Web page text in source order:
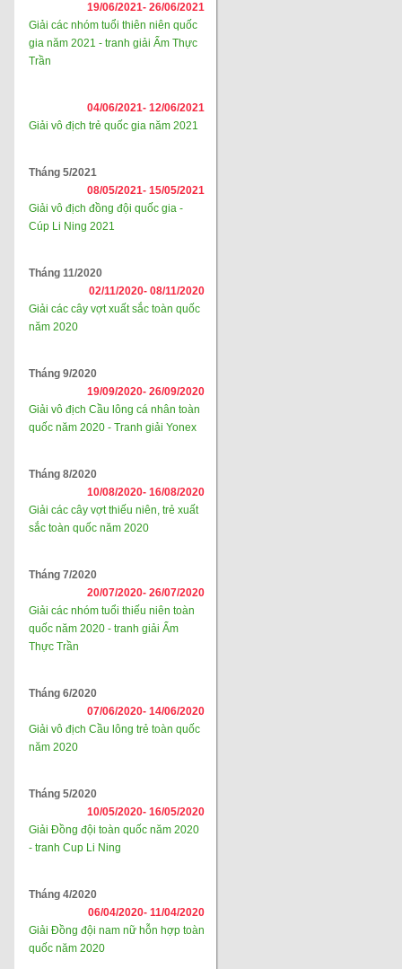
19/06/2021- 26/06/2021
Giải các nhóm tuổi thiên niên quốc
gia năm 2021 - tranh giải Ẩm Thực
Trần
04/06/2021- 12/06/2021
Giải vô địch trẻ quốc gia năm 2021
Tháng 5/2021
08/05/2021- 15/05/2021
Giải vô địch đồng đội quốc gia -
Cúp Li Ning 2021
Tháng 11/2020
02/11/2020- 08/11/2020
Giải các cây vợt xuất sắc toàn quốc
năm 2020
Tháng 9/2020
19/09/2020- 26/09/2020
Giải vô địch Cầu lông cá nhân toàn
quốc năm 2020 - Tranh giải Yonex
Tháng 8/2020
10/08/2020- 16/08/2020
Giải các cây vợt thiếu niên, trẻ xuất
sắc toàn quốc năm 2020
Tháng 7/2020
20/07/2020- 26/07/2020
Giải các nhóm tuổi thiếu niên toàn
quốc năm 2020 - tranh giải Ẩm
Thực Trần
Tháng 6/2020
07/06/2020- 14/06/2020
Giải vô địch Cầu lông trẻ toàn quốc
năm 2020
Tháng 5/2020
10/05/2020- 16/05/2020
Giải Đồng đội toàn quốc năm 2020
- tranh Cup Li Ning
Tháng 4/2020
06/04/2020- 11/04/2020
Giải Đồng đội nam nữ hỗn hợp toàn
quốc năm 2020